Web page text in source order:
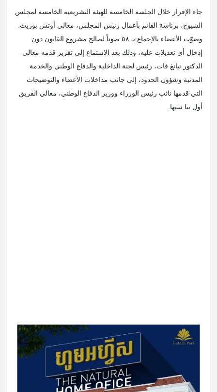
جاء الإقرار خلال الجلسة الخامسة للهيئة التشريعية الخامسة لمجلس
الشيوخ، برئاسة القائم بأعمال رئيس المجلس، معالي أوتش بوريث.
وصوّت الأعضاء بالإجماع بـ ٥٨ صوتاً لصالح مشروع القانون دون
إدخال أي تعديلات عليه، وذلك بعد الاستماع إلى تقرير قدمه معالي
الدكتور نيانغ فات، رئيس لجنة الداخلية والدفاع الوطني والخدمة
المدنية وشؤون الحدود، إلى جانب مداخلات الأعضاء والتوضيحات
التي قدمها نائب رئيس الوزراء ووزير الدفاع الوطني، معالي الفريق
أول تيا سيها.